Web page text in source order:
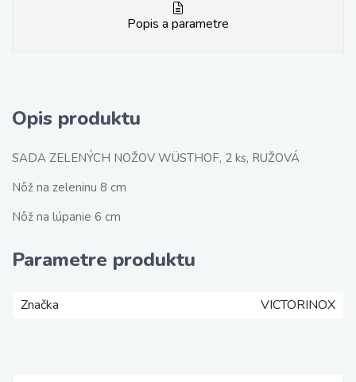
Popis a parametre
Opis produktu
SADA ZELENÝCH NOŽOV WÜSTHOF, 2 ks, RUŽOVÁ
Nôž na zeleninu 8 cm
Nôž na lúpanie 6 cm
Parametre produktu
Značka VICTORINOX